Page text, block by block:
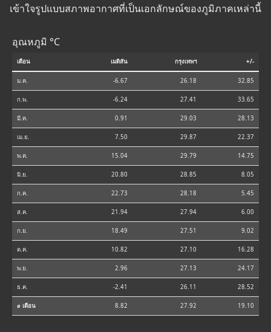
เข้าใจรูปแบบสภาพอากาศที่เป็นเอกลักษณ์ของภูมิภาคเหล่านี้
อุณหภูมิ °C
เดือน เมดิสัน กรุงเทพฯ +/-
ม.ค. -6.67 26.18 32.85
ก.พ. -6.24 27.41 33.65
มี.ค. 0.91 29.03 28.13
เม.ย. 7.50 29.87 22.37
พ.ค. 15.04 29.79 14.75
มิ.ย. 20.80 28.85 8.05
ก.ค. 22.73 28.18 5.45
ส.ค. 21.94 27.94 6.00
ก.ย. 18.49 27.51 9.02
ต.ค. 10.82 27.10 16.28
พ.ย. 2.96 27.13 24.17
ธ.ค. -2.41 26.11 28.52
⌀ เดือน 8.82 27.92 19.10